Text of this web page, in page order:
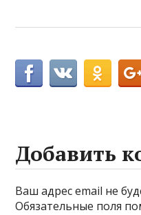
Добавить
Ваш адрес email не
Обязательные поля